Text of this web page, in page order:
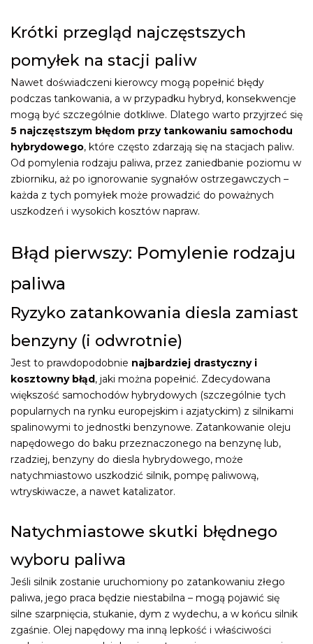
Krótki przegląd najczęstszych
pomyłek na stacji paliw
Nawet doświadczeni kierowcy mogą popełnić błędy
podczas tankowania, a w przypadku hybryd, konsekwencje
mogą być szczególnie dotkliwe. Dlatego warto przyjrzeć się
5 najczęstszym błędom przy tankowaniu samochodu
hybrydowego, które często zdarzają się na stacjach paliw.
Od pomylenia rodzaju paliwa, przez zaniedbanie poziomu w
zbiorniku, aż po ignorowanie sygnałów ostrzegawczych –
każda z tych pomyłek może prowadzić do poważnych
uszkodzeń i wysokich kosztów napraw.
Błąd pierwszy: Pomylenie rodzaju
paliwa
Ryzyko zatankowania diesla zamiast
benzyny (i odwrotnie)
Jest to prawdopodobnie najbardziej drastyczny i
kosztowny błąd, jaki można popełnić. Zdecydowana
większość samochodów hybrydowych (szczególnie tych
popularnych na rynku europejskim i azjatyckim) z silnikami
spalinowymi to jednostki benzynowe. Zatankowanie oleju
napędowego do baku przeznaczonego na benzynę lub,
rzadziej, benzyny do diesla hybrydowego, może
natychmiastowo uszkodzić silnik, pompę paliwową,
wtryskiwacze, a nawet katalizator.
Natychmiastowe skutki błędnego
wyboru paliwa
Jeśli silnik zostanie uruchomiony po zatankowaniu złego
paliwa, jego praca będzie niestabilna – mogą pojawić się
silne szarpnięcia, stukanie, dym z wydechu, a w końcu silnik
zgaśnie. Olej napędowy ma inną lepkość i właściwości